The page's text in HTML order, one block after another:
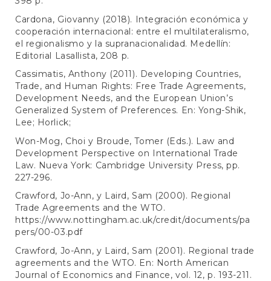
Cardona, Giovanny (2018). Integración económica y
cooperación internacional: entre el multilateralismo,
el regionalismo y la supranacionalidad. Medellín:
Editorial Lasallista, 208 p.
Cassimatis, Anthony (2011). Developing Countries,
Trade, and Human Rights: Free Trade Agreements,
Development Needs, and the European Union’s
Generalized System of Preferences. En: Yong-Shik,
Lee; Horlick;
Won-Mog, Choi y Broude, Tomer (Eds.). Law and
Development Perspective on International Trade
Law. Nueva York: Cambridge University Press, pp.
227-296.
Crawford, Jo-Ann, y Laird, Sam (2000). Regional
Trade Agreements and the WTO.
https://www.nottingham.ac.uk/credit/documents/pa
pers/00-03.pdf
Crawford, Jo-Ann, y Laird, Sam (2001). Regional trade
agreements and the WTO. En: North American
Journal of Economics and Finance, vol. 12, p. 193-211.